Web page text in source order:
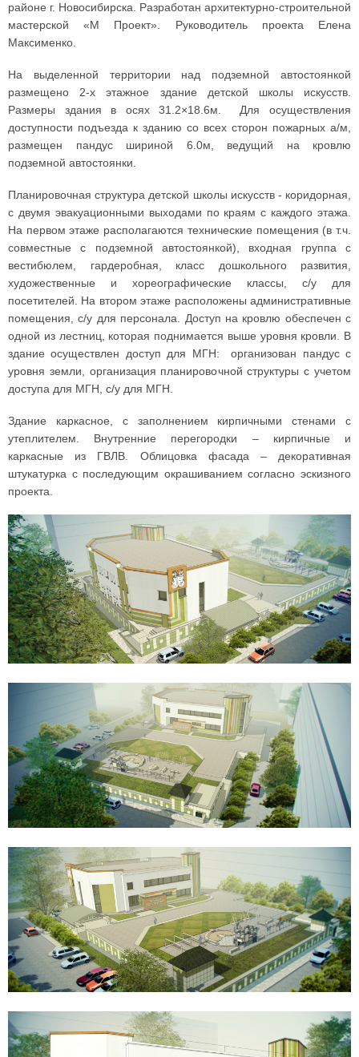
районе г. Новосибирска. Разработан архитектурно-строительной
мастерской «М Проект». Руководитель проекта Елена
Максименко.
На выделенной территории над подземной автостоянкой
размещено 2-х этажное здание детской школы искусств.
Размеры здания в осях 31.2×18.6м. Для осуществления
доступности подъезда к зданию со всех сторон пожарных а/м,
размещен пандус шириной 6.0м, ведущий на кровлю
подземной автостоянки.
Планировочная структура детской школы искусств - коридорная,
с двумя эвакуационными выходами по краям с каждого этажа.
На первом этаже располагаются технические помещения (в т.ч.
совместные с подземной автостоянкой), входная группа с
вестибюлем, гардеробная, класс дошкольного развития,
художественные и хореографические классы, с/у для
посетителей. На втором этаже расположены административные
помещения, с/у для персонала. Доступ на кровлю обеспечен с
одной из лестниц, которая поднимается выше уровня кровли. В
здание осуществлен доступ для МГН: организован пандус с
уровня земли, организация планировочной структуры с учетом
доступа для МГН, с/у для МГН.
Здание каркасное, с заполнением кирпичными стенами с
утеплителем. Внутренние перегородки – кирпичные и
каркасные из ГВЛВ. Облицовка фасада – декоративная
штукатурка с последующим окрашиванием согласно эскизного
проекта.